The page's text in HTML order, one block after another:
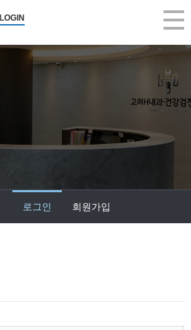
LOGIN
로그인 회원가입